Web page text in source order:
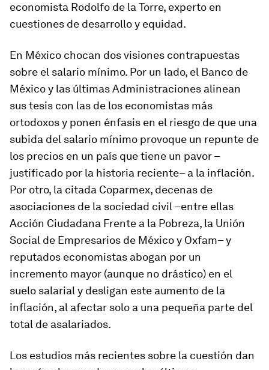
economista Rodolfo de la Torre, experto en
cuestiones de desarrollo y equidad.
En México chocan dos visiones contrapuestas
sobre el salario mínimo. Por un lado, el Banco de
México y las últimas Administraciones alinean
sus tesis con las de los economistas más
ortodoxos y ponen énfasis en el riesgo de que una
subida del salario mínimo provoque un repunte de
los precios en un país que tiene un pavor –
justificado por la historia reciente– a la inflación.
Por otro, la citada Coparmex, decenas de
asociaciones de la sociedad civil –entre ellas
Acción Ciudadana Frente a la Pobreza, la Unión
Social de Empresarios de México y Oxfam– y
reputados economistas abogan por un
incremento mayor (aunque no drástico) en el
suelo salarial y desligan este aumento de la
inflación, al afectar solo a una pequeña parte del
total de asalariados.
Los estudios más recientes sobre la cuestión dan